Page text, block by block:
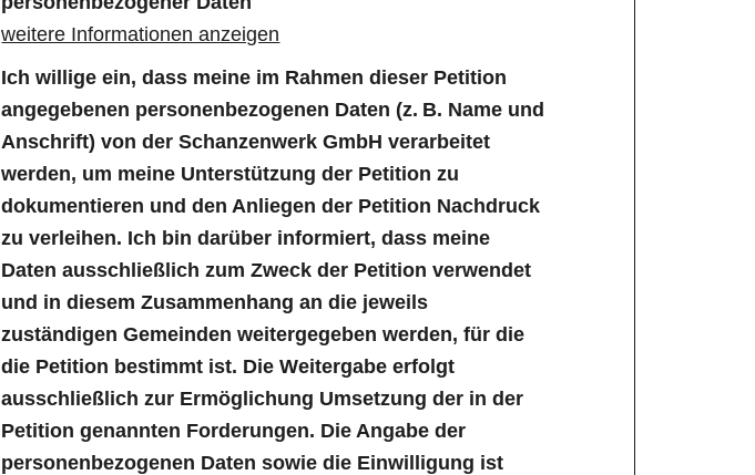
weitere Informationen anzeigen
Ich willige ein, dass meine im Rahmen dieser Petition
angegebenen personenbezogenen Daten (z. B. Name und
Anschrift) von der Schanzenwerk GmbH verarbeitet
werden, um meine Unterstützung der Petition zu
dokumentieren und den Anliegen der Petition Nachdruck
zu verleihen. Ich bin darüber informiert, dass meine
Daten ausschließlich zum Zweck der Petition verwendet
und in diesem Zusammenhang an die jeweils
zuständigen Gemeinden weitergegeben werden, für die
die Petition bestimmt ist. Die Weitergabe erfolgt
ausschließlich zur Ermöglichung Umsetzung der in der
Petition genannten Forderungen. Die Angabe der
personenbezogenen Daten sowie die Einwilligung ist